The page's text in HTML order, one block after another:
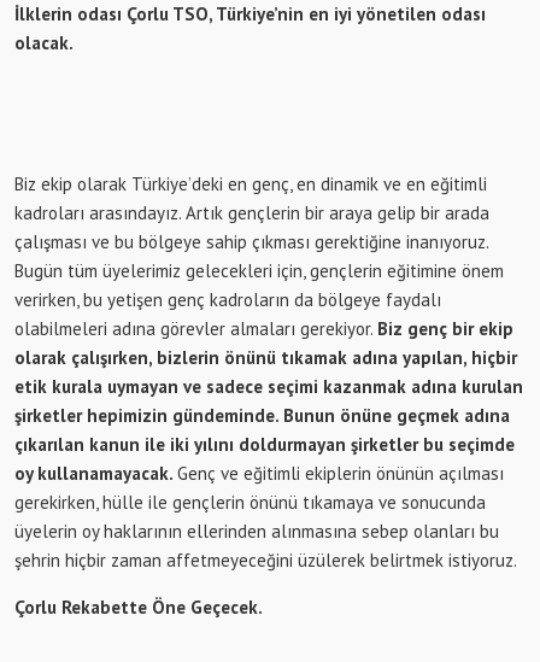
İlklerin odası Çorlu TSO, Türkiye’nin en iyi yönetilen odası
olacak.
Biz ekip olarak Türkiye’deki en genç, en dinamik ve en eğitimli
kadroları arasındayız. Artık gençlerin bir araya gelip bir arada
çalışması ve bu bölgeye sahip çıkması gerektiğine inanıyoruz.
Bugün tüm üyelerimiz gelecekleri için, gençlerin eğitimine önem
verirken, bu yetişen genç kadroların da bölgeye faydalı
olabilmeleri adına görevler almaları gerekiyor. Biz genç bir ekip
olarak çalışırken, bizlerin önünü tıkamak adına yapılan, hiçbir
etik kurala uymayan ve sadece seçimi kazanmak adına kurulan
şirketler hepimizin gündeminde. Bunun önüne geçmek adına
çıkarılan kanun ile iki yılını doldurmayan şirketler bu seçimde
oy kullanamayacak. Genç ve eğitimli ekiplerin önünün açılması
gerekirken, hülle ile gençlerin önünü tıkamaya ve sonucunda
üyelerin oy haklarının ellerinden alınmasına sebep olanları bu
şehrin hiçbir zaman affetmeyeceğini üzülerek belirtmek istiyoruz.
Çorlu Rekabette Öne Geçecek.